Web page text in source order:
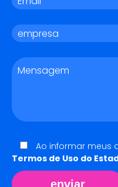
Ao informar meus
Termos de Uso do